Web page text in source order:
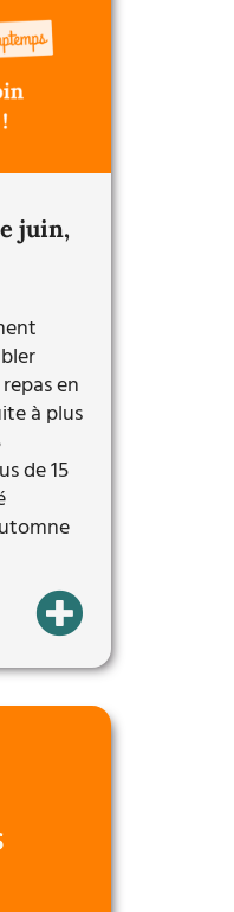
juin,
en
à plus
de 15